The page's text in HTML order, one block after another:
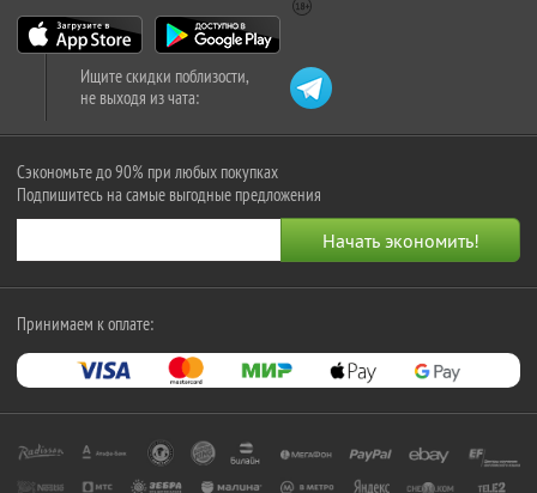
Ищите скидки поблизости,
не выходя из чата:
Сэкономьте до 90% при любых покупках
Подпишитесь на самые выгодные предложения
Принимаем к оплате: